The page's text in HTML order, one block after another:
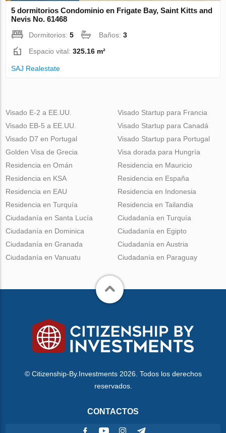
5 dormitorios Condominio en Frigate Bay, Saint Kitts and
Nevis No. 61468
Dormitorios:5 Baños:3
Espacio vital:325.16 m²
SAJ Realestate
Visado E-2 a EE.UU.
Visado EB-5 a EE.UU.
Visado D7 en Portugal
Golden Visa de Grecia
Visado Startup para Francia
Visado Startup para Canadá
Visado Startup para Portugal
Visa dorada para Hungría
Residencia en Omán
Residencia en KSA
Residencia en EAU
Residencia en Turquía
Residencia en Mauricio
Residencia en España
Residencia en Indonesia
Residencia en Tailandia
Ciudadanía en Santa Lucía
Ciudadanía en Dominica
Ciudadanía en Granada
Ciudadanía en Vanuatu
Ciudadanía en Turquía
Ciudadanía en Egipto
Ciudadanía en Austria
Ciudadanía en Paraguay
© Citizenship-By.Investments 2026. Todos los derechos
reservados.
CONTACTOS